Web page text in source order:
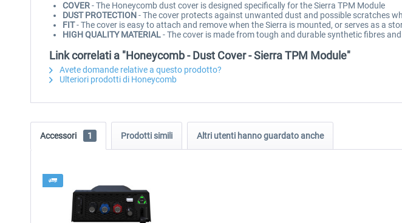
COVER- The Honeycomb dust cover is designed specifically for the Sierra TPM Module
DUST PROTECTION- The cover protects against unwanted dust and possible scratches
FIT- The cover is easy to attach and remove when the Sierra is mounted, or serves as a
HIGH QUALITY MATERIAL- The cover is made from tough and durable synthetic fibres
Link correlati a "Honeycomb - Dust Cover - Sierra TPM Module"
Avete domande relative a questo prodotto?
Ulteriori prodotti di Honeycomb
Accessori 1 Prodotti simili Altri utenti hanno guardato anche